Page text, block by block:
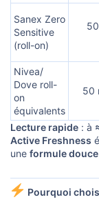
Sanex Zero
Sensitive
(roll-on)
Nivea/
Dove roll-
on
équivalents
50
Lecture rapide : à
Active Freshness
une formule
Pourquoi